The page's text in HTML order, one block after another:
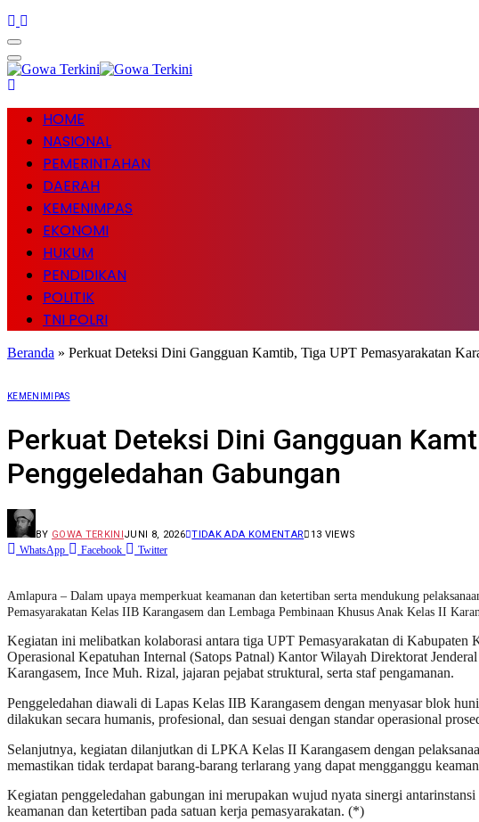
HOME
NASIONAL
PEMERINTAHAN
DAERAH
KEMENIMPAS
EKONOMI
HUKUM
PENDIDIKAN
POLITIK
TNI POLRI
Beranda » Perkuat Deteksi Dini Gangguan Kamtib, Tiga UPT Pemasyarakatan
KEMENIMIPAS
Perkuat Deteksi Dini Gangguan
Penggeledahan Gabungan
BY GOWA TERKINIJUNI 8, 2026 TIDAK ADA KOMENTAR 13 VIEWS
WhatsApp Facebook Twitter
Amlapura – Dalam upaya memperkuat keamanan dan ketertiban serta mendukung
Pemasyarakatan Kelas IIB Karangasem dan Lembaga Pembinaan Khusus Anak Kelas II
Kegiatan ini melibatkan kolaborasi antara tiga UPT Pemasyarakatan di
Operasional Kepatuhan Internal (Satops Patnal) Kantor Wilayah Direktorat
Karangasem, Ince Muh. Rizal, jajaran pejabat struktural, serta staf pengamanan.
Penggeledahan diawali di Lapas Kelas IIB Karangasem dengan menyasar blok
dilakukan secara humanis, profesional, dan sesuai dengan standar operasional
Selanjutnya, kegiatan dilanjutkan di LPKA Kelas II Karangasem dengan
memastikan tidak terdapat barang-barang terlarang yang dapat mengganggu
Kegiatan penggeledahan gabungan ini merupakan wujud nyata sinergi
keamanan dan ketertiban pada satuan kerja pemasyarakatan. (*)